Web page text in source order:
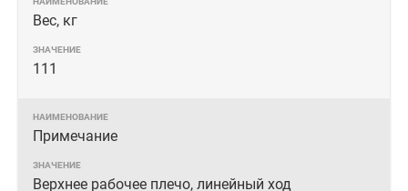
Вес, кг
111
Примечание
Верхнее рабочее плечо, линейный ход